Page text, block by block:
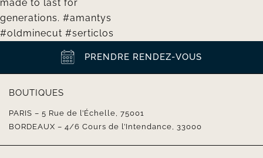
PRENDRE RENDEZ-VOUS
BOUTIQUES
PARIS – 5 Rue de l’Échelle, 75001
BORDEAUX – 4/6 Cours de l’Intendance, 33000